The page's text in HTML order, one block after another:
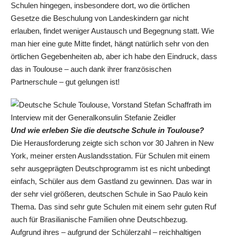
Schulen hingegen, insbesondere dort, wo die örtlichen
Gesetze die Beschulung von Landeskindern gar nicht
erlauben, findet weniger Austausch und Begegnung statt. Wie
man hier eine gute Mitte findet, hängt natürlich sehr von den
örtlichen Gegebenheiten ab, aber ich habe den Eindruck, dass
das in Toulouse – auch dank ihrer französischen
Partnerschule – gut gelungen ist!
Und wie erleben Sie die deutsche Schule in Toulouse?
Die Herausforderung zeigte sich schon vor 30 Jahren in New
York, meiner ersten Auslandsstation. Für Schulen mit einem
sehr ausgeprägten Deutschprogramm ist es nicht unbedingt
einfach, Schüler aus dem Gastland zu gewinnen. Das war in
der sehr viel größeren, deutschen Schule in Sao Paulo kein
Thema. Das sind sehr gute Schulen mit einem sehr guten Ruf
auch für Brasilianische Familien ohne Deutschbezug.
Aufgrund ihres – aufgrund der Schülerzahl – reichhaltigen